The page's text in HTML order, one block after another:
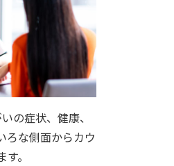
の症状、健康、
ろな側面からカウ
。